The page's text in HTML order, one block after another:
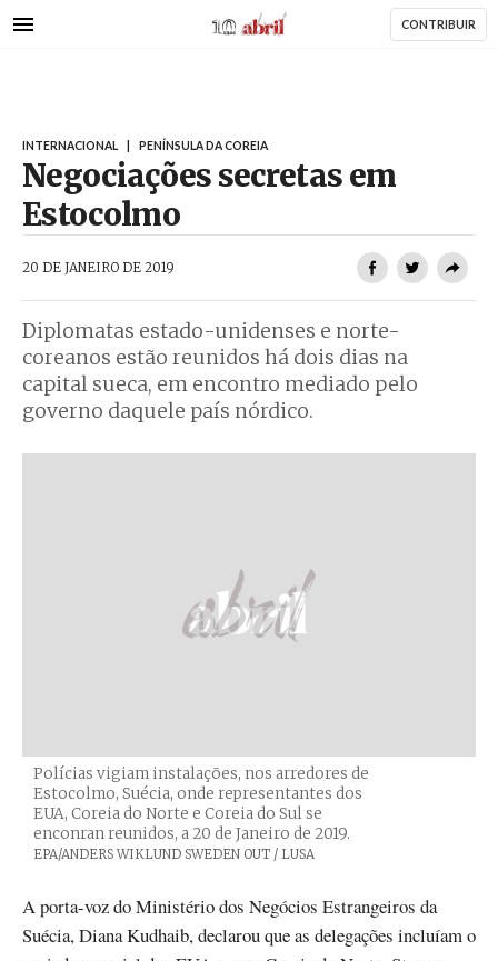
para
AbrilAbril CONTRIBUIR
INTERNACIONAL PENÍNSULA DA COREIA
Negociações secretas em
Estocolmo
20 DE JANEIRO DE 2019
Diplomatas estado-unidenses e norte-
coreanos estão reunidos há dois dias na
capital sueca, em encontro mediado pelo
governo daquele país nórdico.
Polícias vigiam instalações, nos arredores de
Estocolmo, Suécia, onde representantes dos
EUA, Coreia do Norte e Coreia do Sul se
enconran reunidos, a 20 de Janeiro de 2019.
Créditos
EPA/ANDERS WIKLUND SWEDEN OUT / LUSA
A porta-voz do Ministério dos Negócios Estrangeiros da
Suécia, Diana Kudhaib, declarou que as delegações incluíam o